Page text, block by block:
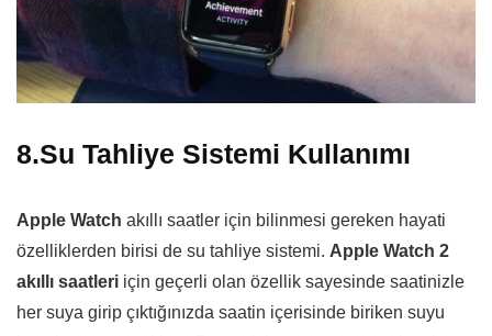
8.Su Tahliye Sistemi Kullanımı
Apple Watch akıllı saatler için bilinmesi gereken hayati
özelliklerden birisi de su tahliye sistemi. Apple Watch 2
akıllı saatleri için geçerli olan özellik sayesinde saatinizle
her suya girip çıktığınızda saatin içerisinde biriken suyu